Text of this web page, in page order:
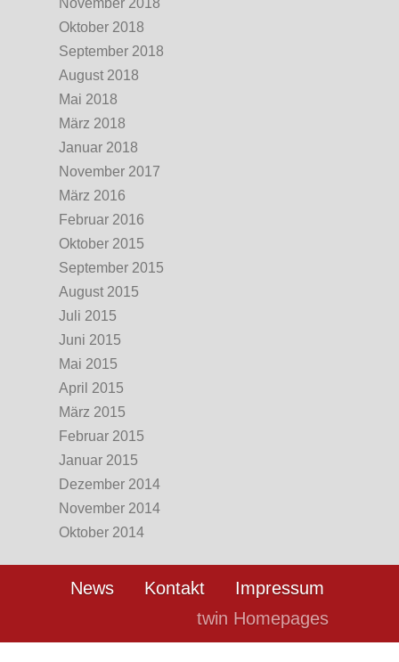
November 2018
Oktober 2018
September 2018
August 2018
Mai 2018
März 2018
Januar 2018
November 2017
März 2016
Februar 2016
Oktober 2015
September 2015
August 2015
Juli 2015
Juni 2015
Mai 2015
April 2015
März 2015
Februar 2015
Januar 2015
Dezember 2014
November 2014
Oktober 2014
News Kontakt
Impressum
twin Homepages